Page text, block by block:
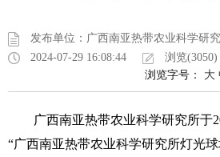
发布单位：广西南亚热带农业科学研
2024-07-29 16:08:44
浏览(3050)
浏览字号： 大
广西南亚热带农业科学研究所于
“广西南亚热带农业科学研究所灯光